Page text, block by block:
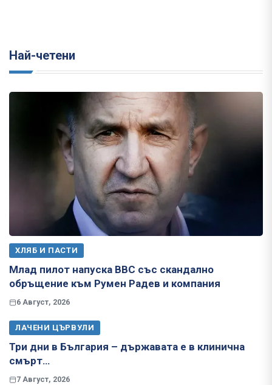
Най-четени
ХЛЯБ И ПАСТИ
Млад пилот напуска ВВС със скандално
обръщение към Румен Радев и компания
6 Август, 2026
ЛАЧЕНИ ЦЪРВУЛИ
Три дни в България – държавата е в клинична
смърт…
7 Август, 2026